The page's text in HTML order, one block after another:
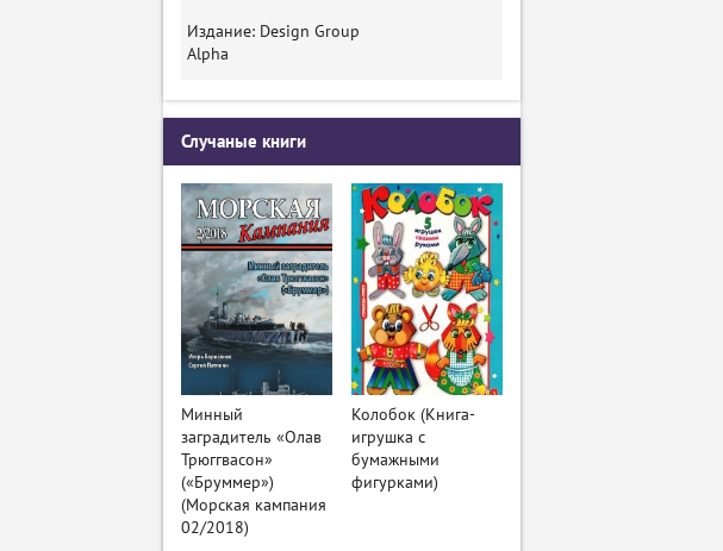
Издание: Design Group
Alpha
Случаные книги
Минный
заградитель «Олав
Трюггвасон»
(«Бруммер»)
(Морская кампания
02/2018)
Колобок (Книга-
игрушка с
бумажными
фигурками)